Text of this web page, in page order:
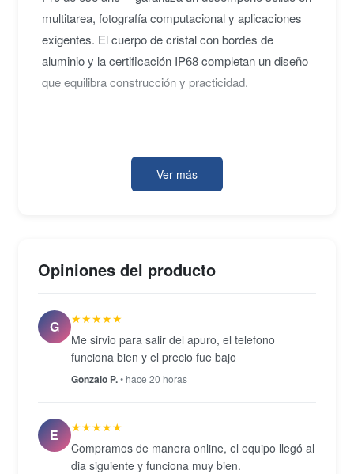
multitarea, fotografía computacional y aplicaciones
exigentes. El cuerpo de cristal con bordes de
aluminio y la certificación IP68 completan un diseño
que equilibra construcción y practicidad.
f/1.8 con estabilización óptica y un ultra gran angular
de 120° con apertura f/2.4, sumando modo
Slofies en cámara lenta. Conectividad Wi-Fi 6,
Qi completan sus capacidades.
Ver más
Opiniones del producto
G
★★★★★
Me sirvio para salir del apuro, el telefono
funciona bien y el precio fue bajo
Gonzalo P.• hace 20 horas
E
★★★★★
Compramos de manera online, el equipo llegó al
dia siguiente y funciona muy bien.